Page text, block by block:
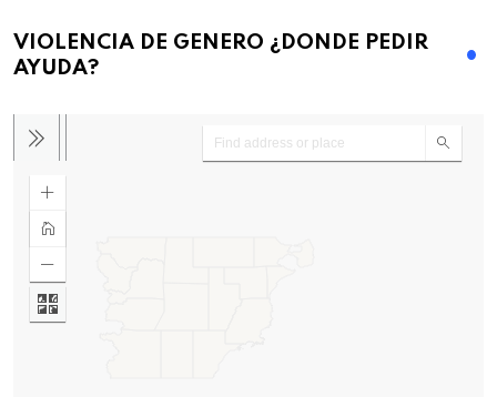
VIOLENCIA DE GENERO ¿DONDE PEDIR
AYUDA?